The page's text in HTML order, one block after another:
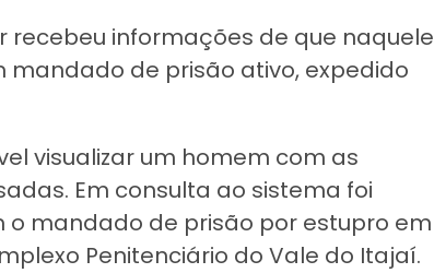
recebeu informações de que naquele
de prisão ativo, expedido
visualizar um homem com as
Em consulta ao sistema foi
mandado de prisão por estupro em
Penitenciário do Vale do Itajaí.